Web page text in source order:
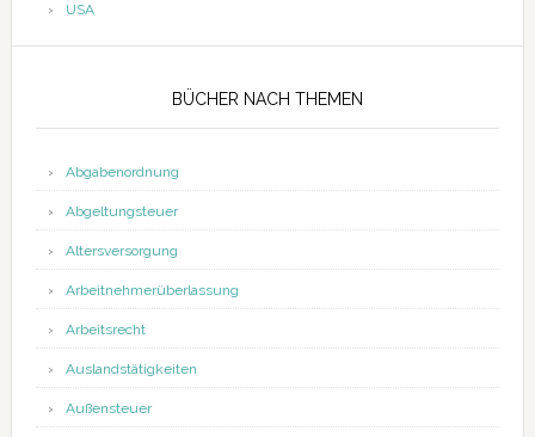
USA
BÜCHER NACH THEMEN
Abgabenordnung
Abgeltungsteuer
Altersversorgung
Arbeitnehmerüberlassung
Arbeitsrecht
Auslandstätigkeiten
Außensteuer